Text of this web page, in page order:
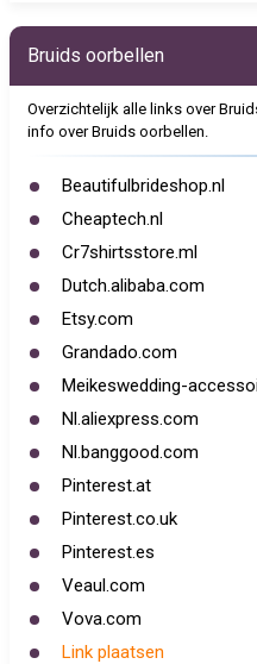
Bruids oorbellen
Overzichtelijk alle links over
info over Bruids oorbellen.
Beautifulbrideshop.nl
Cheaptech.nl
Cr7shirtsstore.ml
Dutch.alibaba.com
Etsy.com
Grandado.com
Meikeswedding-
Nl.aliexpress.com
Nl.banggood.com
Pinterest.at
Pinterest.co.uk
Pinterest.es
Veaul.com
Vova.com
Link plaatsen